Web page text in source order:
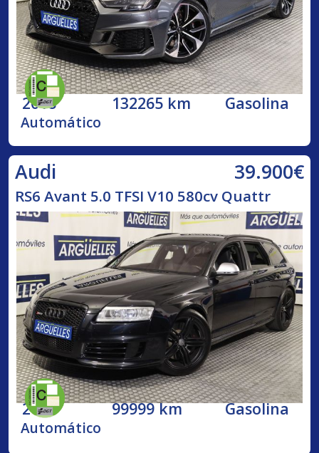
2018 132265 km Gasolina
Automático
Audi 39.900€
RS6 Avant 5.0 TFSI V10 580cv Quattr
2009 99999 km Gasolina
Automático